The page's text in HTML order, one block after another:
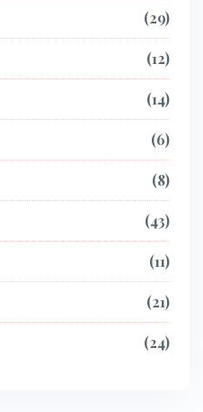
29
12
14
6
8
43
11
21
24